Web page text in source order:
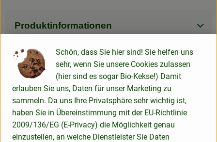
Produktinformationen
Herkunft
Lotta Karotta Bio-Lieferservice OHG
Gartestraße 50a
37130 Gleichen - Rittmarshausen
Schön, dass Sie hier sind! Sie helfen uns
sehr, wenn Sie unsere Cookies zulassen
(hier sind es sogar Bio-Kekse!) Damit
erlauben Sie uns, Daten für unser Marketing zu
sammeln. Da uns Ihre Privatsphäre sehr wichtig ist,
haben Sie in Übereinstimmung mit der EU-Richtlinie
2009/136/EG (E-Privacy) die Möglichkeit genau
einzustellen, an welche Dienstleister Sie Daten